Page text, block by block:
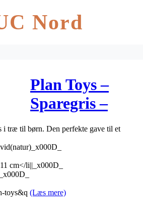
Nord
Plan Toys –
Sparegris –
Natur
i træ til børn. Den perfekte gave til et
cm</li||_x000D_
toys&q (Læs mere)